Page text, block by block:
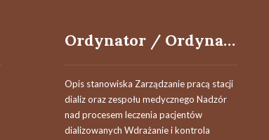
Ordynator / Ordynatorka Stacji Dializ (K/M/N)
Opis stanowiska Zarządzanie pracą stacji
dializ oraz zespołu medycznego Nadzór
nad procesem leczenia pacjentów
dializowanych Wdrażanie i kontrola